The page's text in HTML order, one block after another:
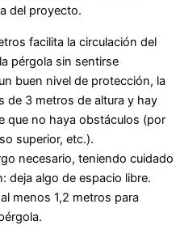
del proyecto.
facilita la circulación del
pérgola sin sentirse
buen nivel de protección, la
de 3 metros de altura y hay
que no haya obstáculos (por
superior, etc.).
necesario, teniendo cuidado
deja algo de espacio libre.
menos 1,2 metros para